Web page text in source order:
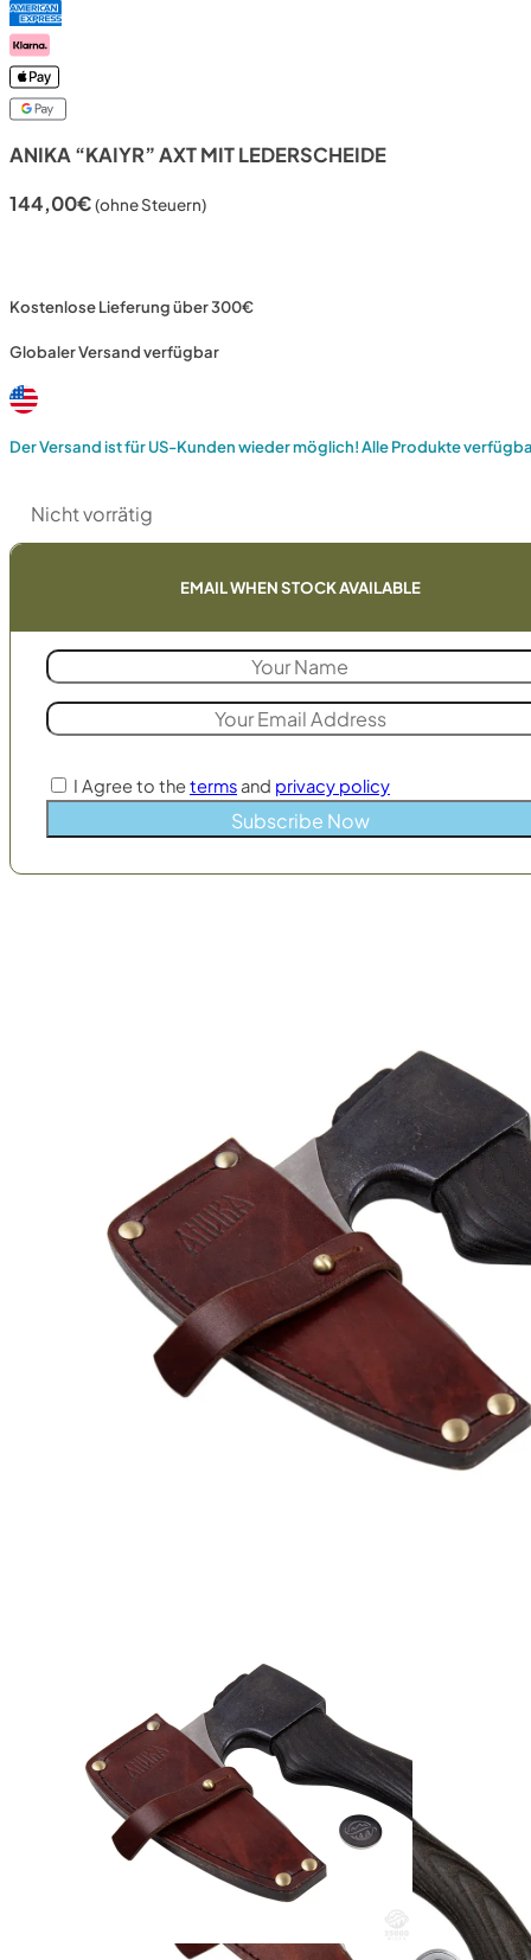
ANIKA “KAIYR” AXT MIT LEDERSCHEIDE
144,00€(ohne Steuern)
Kostenlose Lieferung über 300€
Globaler Versand verfügbar
Der Versand ist für US-Kunden wieder möglich! Alle Produkte
Nicht vorrätig
EMAIL WHEN STOCK AVAILABLE
I Agree to theterms and privacy policy
Subscribe Now